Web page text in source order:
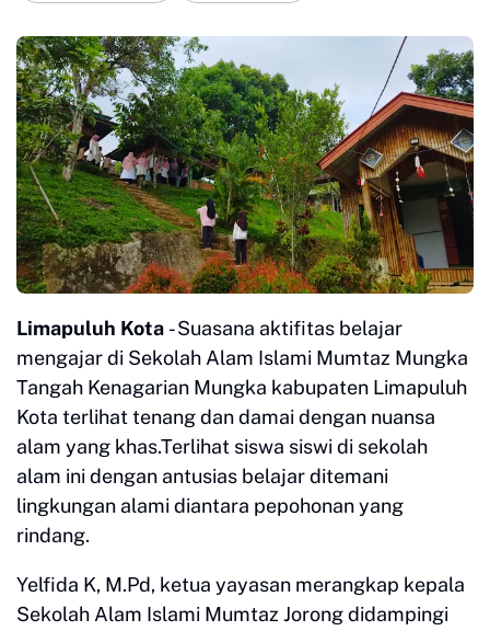
Limapuluh Kota - Suasana aktifitas belajar
mengajar di Sekolah Alam Islami Mumtaz Mungka
Tangah Kenagarian Mungka kabupaten Limapuluh
Kota terlihat tenang dan damai dengan nuansa
alam yang khas.Terlihat siswa siswi di sekolah
alam ini dengan antusias belajar ditemani
lingkungan alami diantara pepohonan yang
rindang.
Yelfida K, M.Pd, ketua yayasan merangkap kepala
Sekolah Alam Islami Mumtaz Jorong didampingi